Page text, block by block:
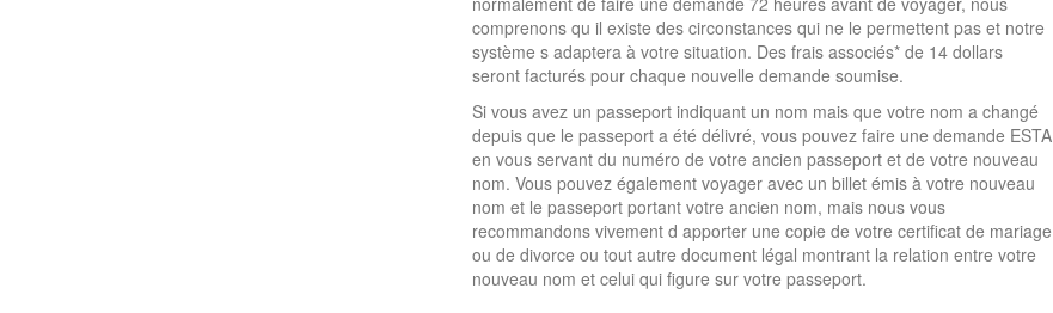
comprenons qu il existe des circonstances qui ne le permettent pas et notre
système s adaptera à votre situation. Des frais associés* de 14 dollars
seront facturés pour chaque nouvelle demande soumise.
Si vous avez un passeport indiquant un nom mais que votre nom a changé
depuis que le passeport a été délivré, vous pouvez faire une demande ESTA
en vous servant du numéro de votre ancien passeport et de votre nouveau
nom. Vous pouvez également voyager avec un billet émis à votre nouveau
nom et le passeport portant votre ancien nom, mais nous vous
recommandons vivement d apporter une copie de votre certificat de mariage
ou de divorce ou tout autre document légal montrant la relation entre votre
nouveau nom et celui qui figure sur votre passeport.